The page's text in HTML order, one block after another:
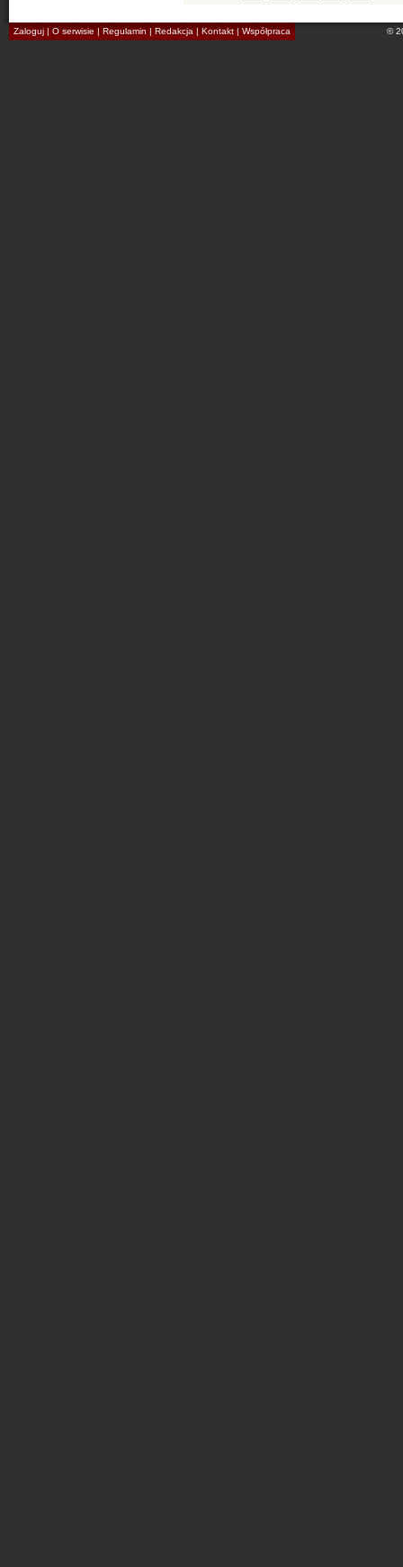
Zaloguj | O serwisie | Regulamin | Redakcja | Kontakt | Współpraca ©